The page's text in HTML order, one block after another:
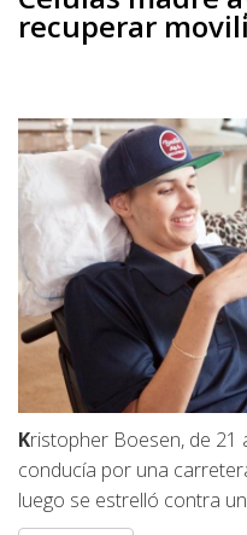
recuperar
Kristopher Boesen, de 21
conducía por una
luego se estrelló contra